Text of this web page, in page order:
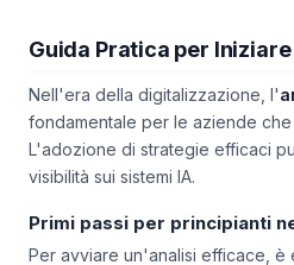
Nell'era della digitalizzazione, l'
fondamentale per le aziende
L'adozione di strategie efficaci
Primi passi per principianti